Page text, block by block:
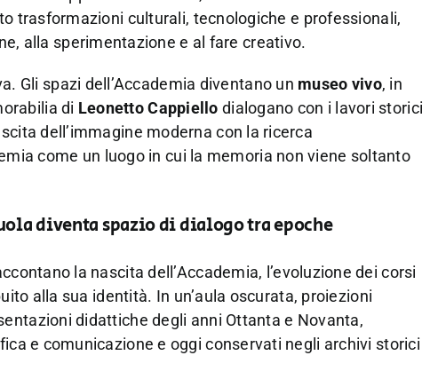
trasformazioni culturali, tecnologiche e professionali,
alla sperimentazione e al fare creativo.
Gli spazi dell’Accademia diventano un museo vivo, in
di Leonetto Cappiello dialogano con i lavori storici
dell’immagine moderna con la ricerca
come un luogo in cui la memoria non viene soltanto
diventa spazio di dialogo tra epoche
la nascita dell’Accademia, l’evoluzione dei corsi
alla sua identità. In un’aula oscurata, proiezioni
didattiche degli anni Ottanta e Novanta,
e comunicazione e oggi conservati negli archivi storici